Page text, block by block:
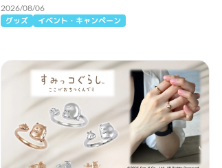
2026/08/06
グッズ イベント・キャンペーン